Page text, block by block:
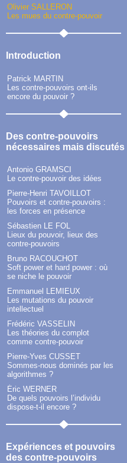
Olivier SALLERON
Les mues du contre-pouvoir
Introduction
Patrick MARTIN
Les contre-pouvoirs ont-ils
encore du pouvoir ?
Des contre-pouvoirs
nécessaires mais discutés
Antonio GRAMSCI
Le contre-pouvoir des idées
Pierre-Henri TAVOILLOT
Pouvoirs et contre-pouvoirs :
les forces en présence
Sébastien LE FOL
Lieux du pouvoir, lieux des
contre-pouvoirs
Bruno RACOUCHOT
Soft power et hard power : où
se niche le pouvoir
Emmanuel LEMIEUX
Les mutations du pouvoir
intellectuel
Frédéric VASSELIN
Les théories du complot
comme contre-pouvoir
Pierre-Yves CUSSET
Sommes-nous dominés par les
algorithmes ?
Éric WERNER
De quels pouvoirs l’individu
dispose-t-il encore ?
Expériences et pouvoirs
des contre-pouvoirs